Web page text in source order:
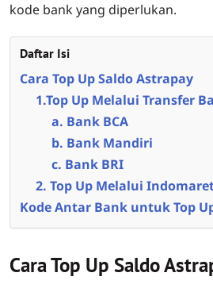
kode bank yang diperlukan.
Daftar Isi
Cara Top Up Saldo Astrapay
1.Top Up Melalui Transfer
a. Bank BCA
b. Bank Mandiri
c. Bank BRI
2. Top Up Melalui
Kode Antar Bank untuk Top
Cara Top Up Saldo